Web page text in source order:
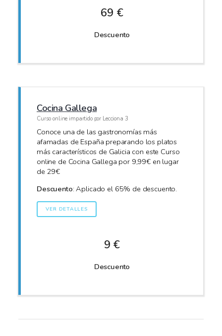
69 €
Descuento
Cocina Gallega
Curso online impartido por Lecciona 3
Conoce una de las gastronomías más
afamadas de España preparando los platos
más característicos de Galicia con este Curso
online de Cocina Gallega por 9,99€ en lugar
de 29€
Descuento: Aplicado el 65% de descuento.
VER DETALLES
9 €
Descuento